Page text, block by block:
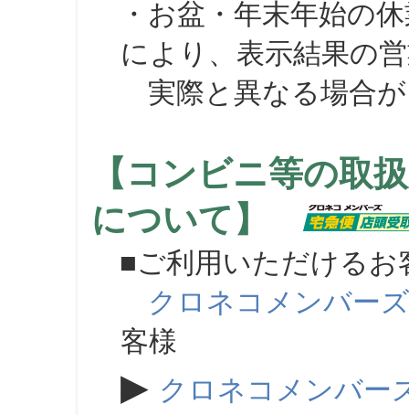
・お盆・年末年始の
により、表示結果の
実際と異なる場合が
【コンビニ等の取
について】
■ご利用いただけるお
クロネコメンバーズ
客様
▶ クロネコメンバー